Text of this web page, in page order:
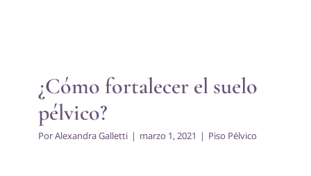
¿Cómo fortalecer el suelo
pélvico?
PorAlexandra Galletti | marzo 1, 2021 | Piso Pélvico